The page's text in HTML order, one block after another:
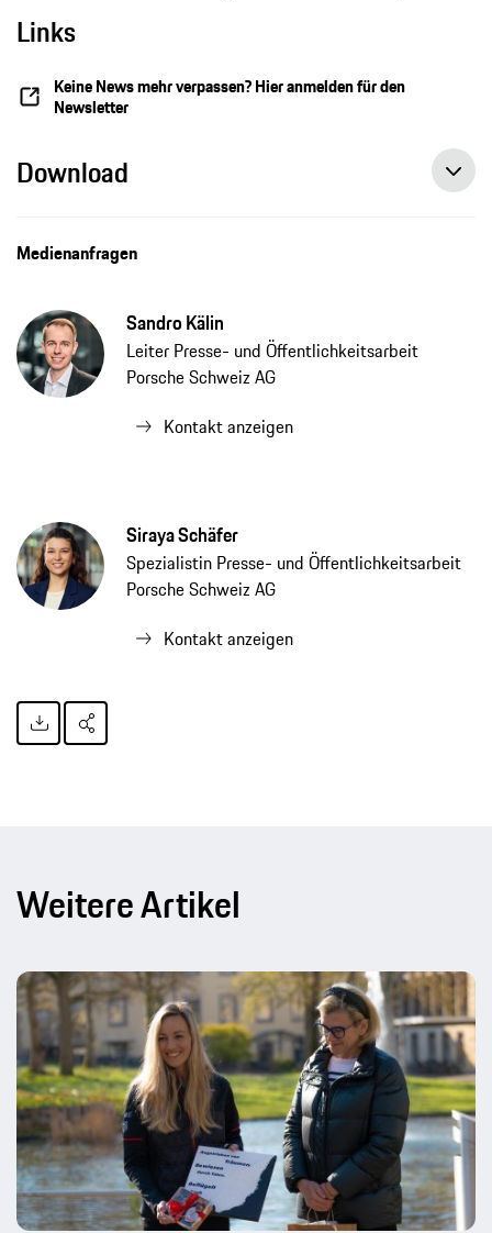
Links
Keine News mehr verpassen? Hier anmelden für den
Newsletter
Download
Medienanfragen
Sandro Kälin
Leiter Presse- und Öffentlichkeitsarbeit
Porsche Schweiz AG
Kontakt anzeigen
Siraya Schäfer
Spezialistin Presse- und Öffentlichkeitsarbeit
Porsche Schweiz AG
Kontakt anzeigen
Weitere Artikel